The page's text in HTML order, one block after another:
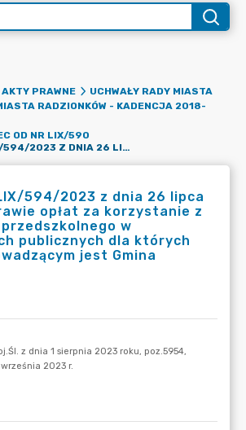
AKTY PRAWNE
UCHWAŁY RADY MIASTA
RADZIONKÓW - KADENCJA 2018-
OD NR LIX/590
UCHWAŁA NR LIX/594/2023 Z DNIA 26 LIPCA 2023 R. W SPRAWIE OPŁAT ZA KORZYSTANIE Z WYCHOWANIA PRZEDSZKOLNEGO W PRZEDSZKOLACH PUBLICZNYCH DLA KTÓRYCH ORGANEM PROWADZĄCYM JEST GMINA RADZIONKÓW
594/2023 z dnia 26 lipca
opłat za korzystanie z
w
publicznych dla których
jest Gmina